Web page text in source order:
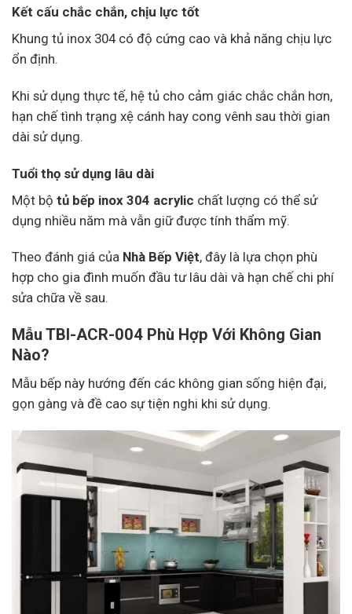
Kết cấu chắc chắn, chịu lực tốt
Khung tủ inox 304 có độ cứng cao và khả năng chịu lực
ổn định.
Khi sử dụng thực tế, hệ tủ cho cảm giác chắc chắn hơn,
hạn chế tình trạng xệ cánh hay cong vênh sau thời gian
dài sử dụng.
Tuổi thọ sử dụng lâu dài
Một bộ tủ bếp inox 304 acrylic chất lượng có thể sử
dụng nhiều năm mà vẫn giữ được tính thẩm mỹ.
Theo đánh giá của Nhà Bếp Việt, đây là lựa chọn phù
hợp cho gia đình muốn đầu tư lâu dài và hạn chế chi phí
sửa chữa về sau.
Mẫu TBI-ACR-004 Phù Hợp Với Không Gian
Nào?
Mẫu bếp này hướng đến các không gian sống hiện đại,
gọn gàng và đề cao sự tiện nghi khi sử dụng.